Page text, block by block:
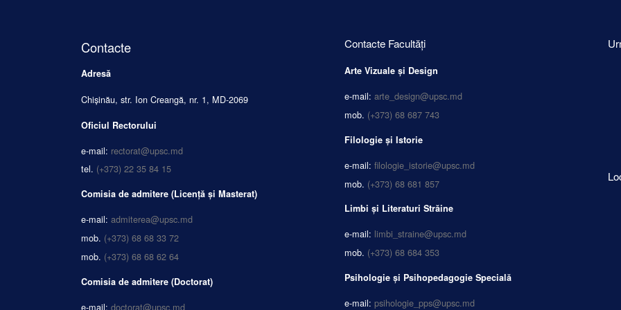
Contacte
Adresă
Chișinău, str. Ion Creangă, nr. 1, MD-2069
Oficiul Rectorului
e-mail: rectorat@upsc.md
tel. (+373) 22 35 84 15
Comisia de admitere (Licență și Masterat)
e-mail: admiterea@upsc.md
mob. (+373) 68 68 33 72
mob. (+373) 68 68 62 64
Comisia de admitere (Doctorat)
e-mail: doctorat@upsc.md
Contacte Facultăți
Arte Vizuale și Design
e-mail: arte_design@upsc.md
mob. (+373) 68 687 743
Filologie și Istorie
e-mail: filologie_istorie@upsc.md
mob. (+373) 68 681 857
Limbi și Literaturi Străine
e-mail: limbi_straine@upsc.md
mob. (+373) 68 684 353
Psihologie și Psihopedagogie Specială
e-mail: psihologie_pps@upsc.md